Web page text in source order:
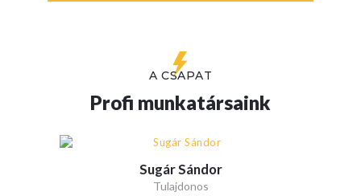
A CSAPAT
Profi munkatársaink
Sugár Sándor
Tulajdonos